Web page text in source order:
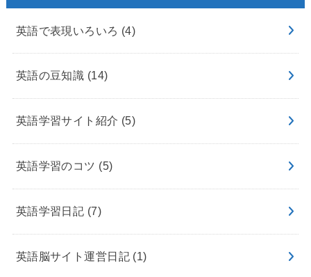
英語で表現いろいろ (4)
英語の豆知識 (14)
英語学習サイト紹介 (5)
英語学習のコツ (5)
英語学習日記 (7)
英語脳サイト運営日記 (1)